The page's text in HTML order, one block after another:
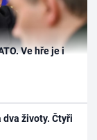
Ve hře je i
životy. Čtyři